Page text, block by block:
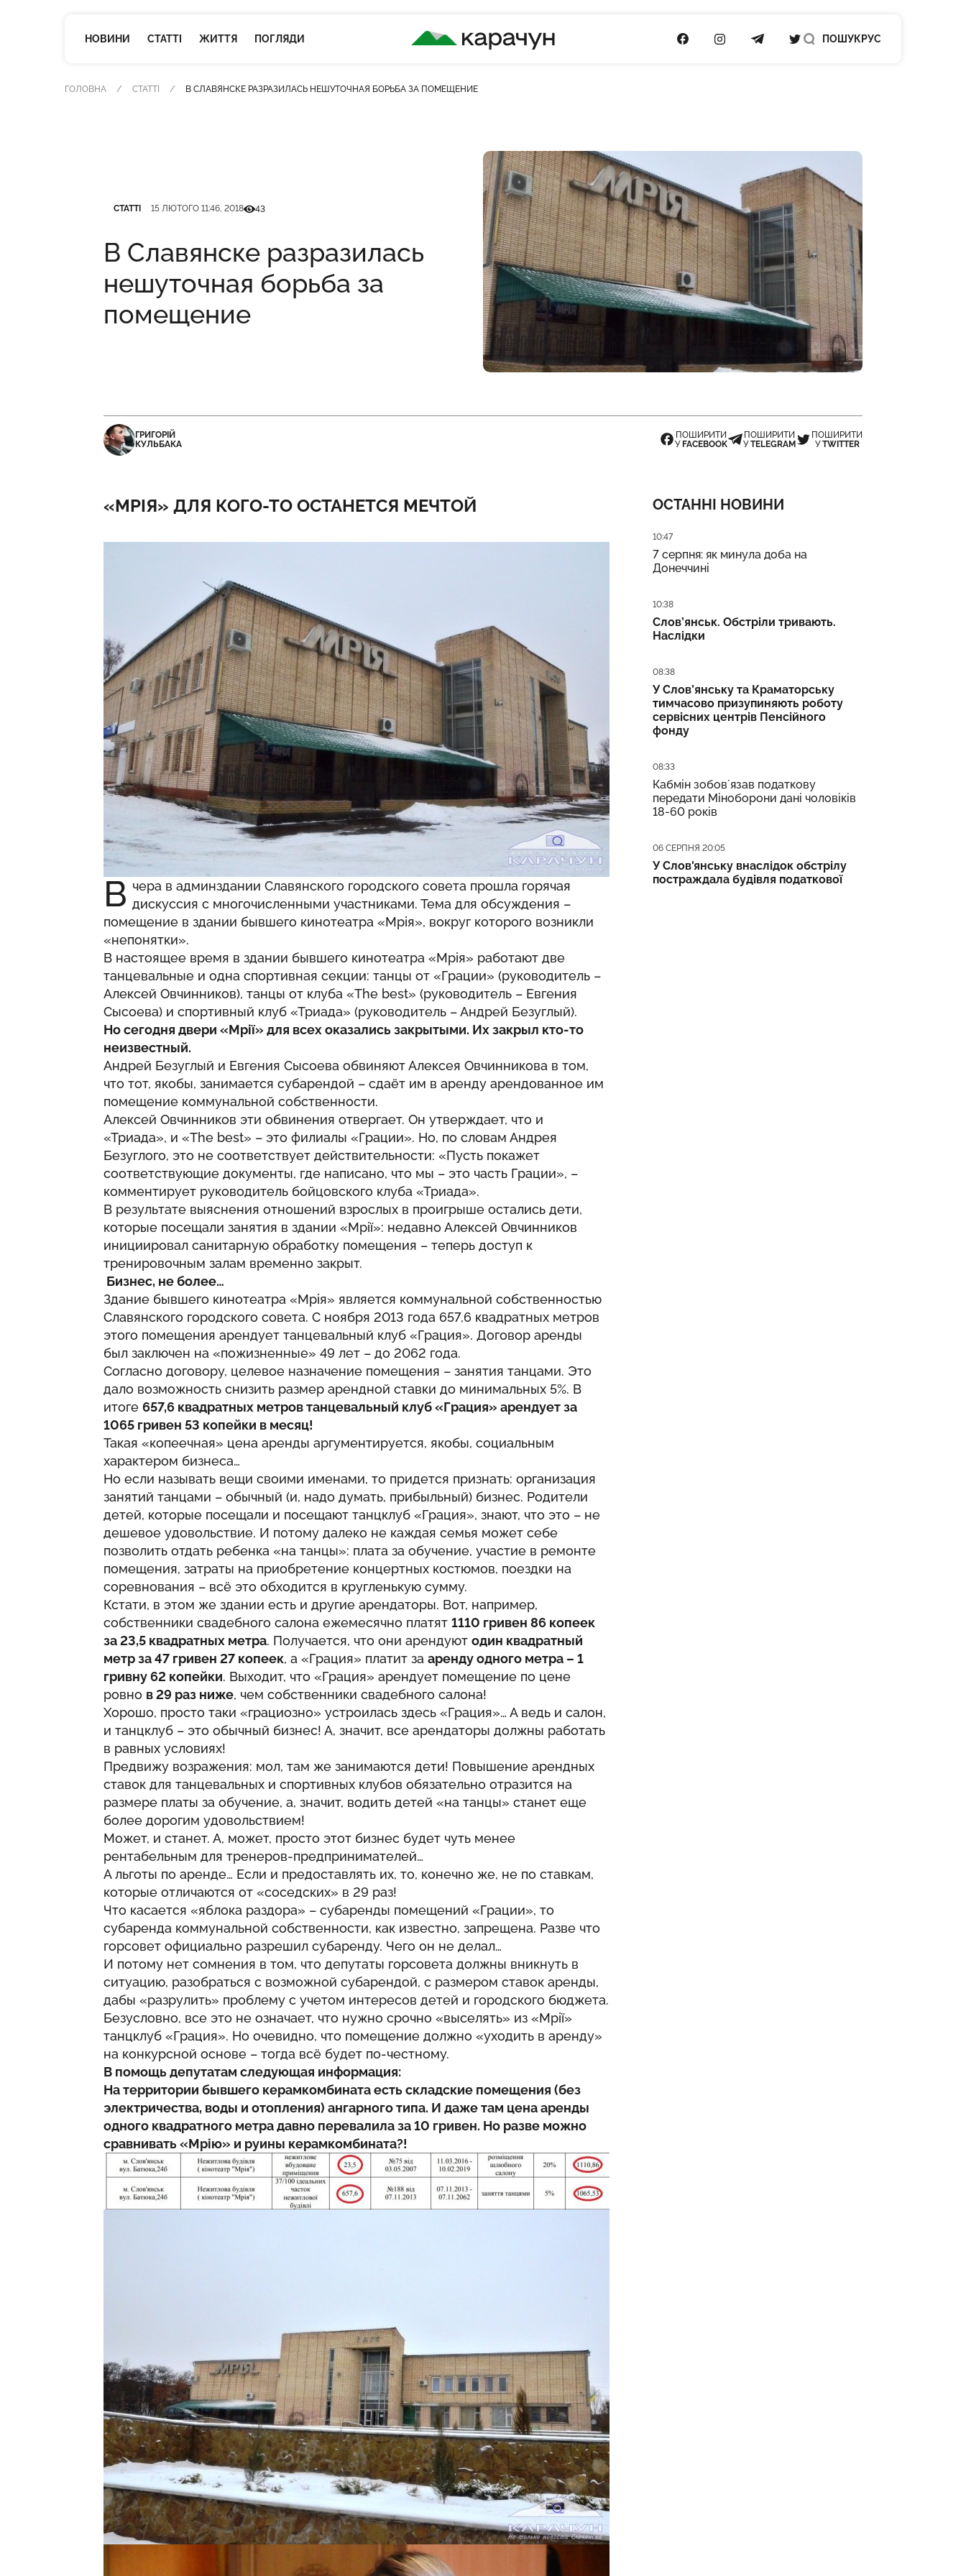
НОВИНИ СТАТТІ ЖИТТЯ ПОГЛЯДИ
КАРАЧУН
ПОСИЛАННЯ НА FACEBOOK
ПОСИЛАННЯ НА INSTAGRAM
ПОСИЛАННЯ НА TELEGRAM
ПОСИЛАННЯ НА TWITTER
ПОШУК РУС
ГОЛОВНА СТАТТІ В СЛАВЯНСКЕ РАЗРАЗИЛАСЬ НЕШУТОЧНАЯ БОРЬБА ЗА ПОМЕЩЕНИЕ
СТАТТІ 15 ЛЮТОГО 11:46, 2018Кількість переглядів
43
В Славянске разразилась
нешуточная борьба за
помещение
ГРИГОРІЙ
КУЛЬБАКА
ПОШИРИТИ
У FACEBOOK
ПОШИРИТИ
УTELEGRAM
ПОШИРИТИ
УTWITTER
«МРІЯ» ДЛЯ КОГО-ТО ОСТАНЕТСЯ МЕЧТОЙ
В чера в админздании Славянского городского совета прошла горячая
дискуссия с многочисленными участниками. Тема для обсуждения –
помещение в здании бывшего кинотеатра «Мрія», вокруг которого возникли
«непонятки».
В настоящее время в здании бывшего кинотеатра «Мрія» работают две
танцевальные и одна спортивная секции: танцы от «Грации» (руководитель –
Алексей Овчинников), танцы от клуба «The best» (руководитель – Евгения
Сысоева) и спортивный клуб «Триада» (руководитель – Андрей Безуглый).
Но сегодня двери «Мрії» для всех оказались закрытыми. Их закрыл кто-то
неизвестный.
Андрей Безуглый и Евгения Сысоева обвиняют Алексея Овчинникова в том,
что тот, якобы, занимается субарендой – сдаёт им в аренду арендованное им
помещение коммунальной собственности.
Алексей Овчинников эти обвинения отвергает. Он утверждает, что и
«Триада», и «The best» – это филиалы «Грации». Но, по словам Андрея
Безуглого, это не соответствует действительности: «Пусть покажет
соответствующие документы, где написано, что мы – это часть Грации», –
комментирует руководитель бойцовского клуба «Триада».
В результате выяснения отношений взрослых в проигрыше остались дети,
которые посещали занятия в здании «Мрії»: недавно Алексей Овчинников
инициировал санитарную обработку помещения – теперь доступ к
тренировочным залам временно закрыт.
Бизнес, не более…
Здание бывшего кинотеатра «Мрія» является коммунальной собственностью
Славянского городского совета. С ноября 2013 года 657,6 квадратных метров
этого помещения арендует танцевальный клуб «Грация». Договор аренды
был заключен на «пожизненные» 49 лет – до 2062 года.
Согласно договору, целевое назначение помещения – занятия танцами. Это
дало возможность снизить размер арендной ставки до минимальных 5%. В
итоге 657,6 квадратных метров танцевальный клуб «Грация» арендует за
1065 гривен 53 копейки в месяц!
Такая «копеечная» цена аренды аргументируется, якобы, социальным
характером бизнеса…
Но если называть вещи своими именами, то придется признать: организация
занятий танцами – обычный (и, надо думать, прибыльный) бизнес. Родители
детей, которые посещали и посещают танцклуб «Грация», знают, что это – не
дешевое удовольствие. И потому далеко не каждая семья может себе
позволить отдать ребенка «на танцы»: плата за обучение, участие в ремонте
помещения, затраты на приобретение концертных костюмов, поездки на
соревнования – всё это обходится в кругленькую сумму.
Кстати, в этом же здании есть и другие арендаторы. Вот, например,
собственники свадебного салона ежемесячно платят 1110 гривен 86 копеек
за 23,5 квадратных метра. Получается, что они арендуют один квадратный
метр за 47 гривен 27 копеек, а «Грация» платит за аренду одного метра – 1
гривну 62 копейки. Выходит, что «Грация» арендует помещение по цене
ровно в 29 раз ниже, чем собственники свадебного салона!
Хорошо, просто таки «грациозно» устроилась здесь «Грация»… А ведь и салон,
и танцклуб – это обычный бизнес! А, значит, все арендаторы должны работать
в равных условиях!
Предвижу возражения: мол, там же занимаются дети! Повышение арендных
ставок для танцевальных и спортивных клубов обязательно отразится на
размере платы за обучение, а, значит, водить детей «на танцы» станет еще
более дорогим удовольствием!
Может, и станет. А, может, просто этот бизнес будет чуть менее
рентабельным для тренеров-предпринимателей…
А льготы по аренде… Если и предоставлять их, то, конечно же, не по ставкам,
которые отличаются от «соседских» в 29 раз!
Что касается «яблока раздора» – субаренды помещений «Грации», то
субаренда коммунальной собственности, как известно, запрещена. Разве что
горсовет официально разрешил субаренду. Чего он не делал…
И потому нет сомнения в том, что депутаты горсовета должны вникнуть в
ситуацию, разобраться с возможной субарендой, с размером ставок аренды,
дабы «разрулить» проблему с учетом интересов детей и городского бюджета.
Безусловно, все это не означает, что нужно срочно «выселять» из «Мрії»
танцклуб «Грация». Но очевидно, что помещение должно «уходить в аренду»
на конкурсной основе – тогда всё будет по-честному.
В помощь депутатам следующая информация:
На территории бывшего керамкомбината есть складские помещения (без
электричества, воды и отопления) ангарного типа. И даже там цена аренды
одного квадратного метра давно перевалила за 10 гривен. Но разве можно
сравнивать «Мрію» и руины керамкомбината?!
ОСТАННІ НОВИНИ
Дата публікації
10:47
7 серпня: як минула доба на
Донеччині
Дата публікації
10:38
Слов’янськ. Обстріли тривають.
Наслідки
Дата публікації
08:38
У Слов’янську та Краматорську
тимчасово призупиняють роботу
сервісних центрів Пенсійного
фонду
Дата публікації
08:33
Кабмін зобовʼязав податкову
передати Міноборони дані чоловіків
18-60 років
Дата публікації
06 СЕРПНЯ 20:05
У Слов'янську внаслідок обстрілу
постраждала будівля податкової